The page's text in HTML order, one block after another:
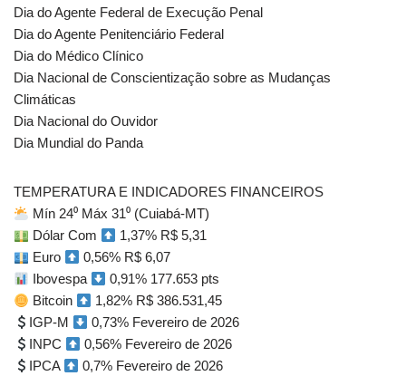
Dia do Agente Federal de Execução Penal
Dia do Agente Penitenciário Federal
Dia do Médico Clínico
Dia Nacional de Conscientização sobre as Mudanças
Climáticas
Dia Nacional do Ouvidor
Dia Mundial do Panda
TEMPERATURA E INDICADORES FINANCEIROS
Mín 24⁰ Máx 31⁰ (Cuiabá-MT)
Dólar Com
1,37% R$ 5,31
Euro
0,56% R$ 6,07
Ibovespa
0,91% 177.653 pts
Bitcoin
1,82% R$ 386.531,45
IGP-M
0,73% Fevereiro de 2026
INPC
0,56% Fevereiro de 2026
IPCA
0,7% Fevereiro de 2026